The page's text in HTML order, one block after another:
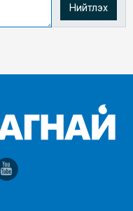
Нийтлэх